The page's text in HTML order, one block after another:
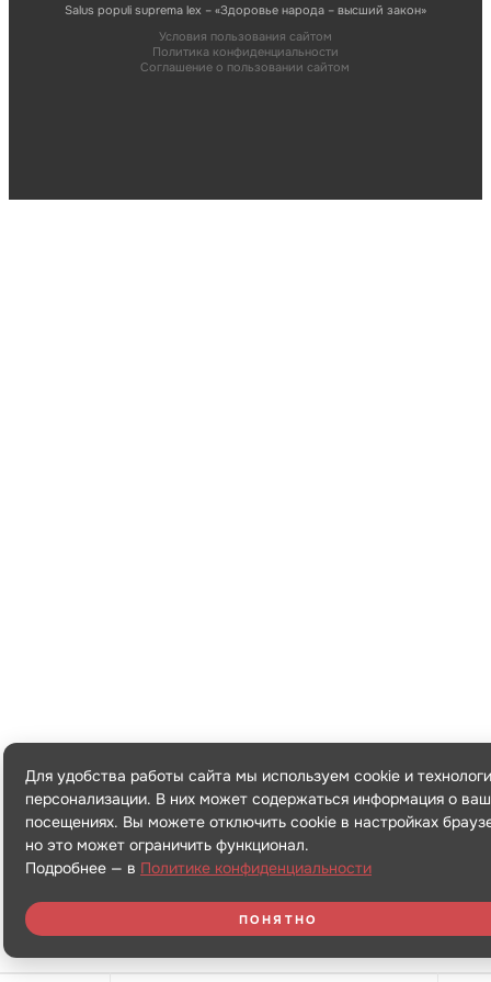
Salus populi suprema lex – «Здоровье народа – высший закон»
Условия пользования сайтом
Политика конфиденциальности
Соглашение о пользовании сайтом
Для удобства работы сайта мы используем cookie и
персонализации. В них может содержаться информация о
посещениях. Вы можете отключить cookie в настройках
но это может ограничить функционал.
Подробнее — в Политике конфиденциальности
ПОНЯТНО